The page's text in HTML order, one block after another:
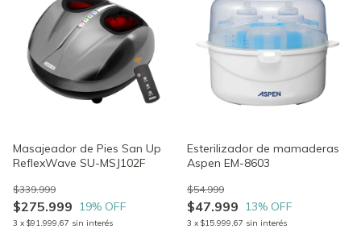
Masajeador de Pies San Up
ReflexWave SU-MSJ102F
$275.999
$339.999
19% OFF
3 x $91.999,67 sin interés
Esterilizador de mamaderas
Aspen EM-8603
$47.999
$54.999
13% OFF
3 x $15.999,67 sin interés